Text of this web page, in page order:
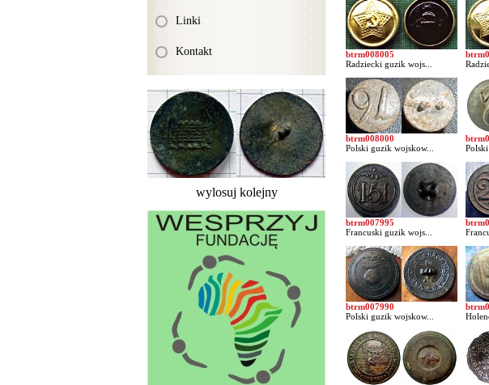
Linki
Kontakt
wylosuj kolejny
btrm008005
Radziecki guzik wojs...
btrm008000
Polski guzik wojskow...
btrm007995
Francuski guzik wojs...
btrm007990
Polski guzik wojskow...